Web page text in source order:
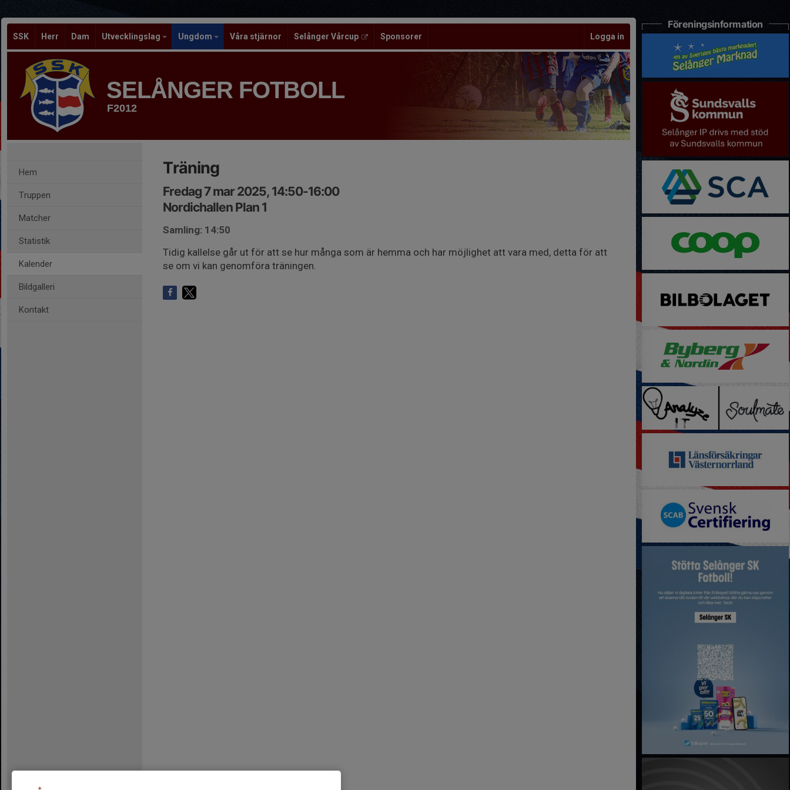
SSK Herr Dam Utvecklingslag Ungdom Våra stjärnor Selånger Vårcup Sponsorer Logga in
SELÅNGER FOTBOLL
F2012
Hem
Truppen
Matcher
Statistik
Kalender
Bildgalleri
Kontakt
Träning
Fredag 7 mar 2025, 14:50-16:00
Nordichallen Plan 1
Samling: 14:50
Tidig kallelse går ut för att se hur många som är hemma och har möjlighet att vara med, detta för att
se om vi kan genomföra träningen.
Föreningsinformation